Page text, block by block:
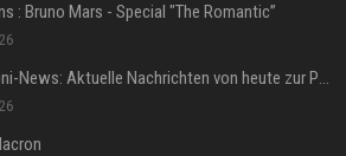
: Bruno Mars - Special "The Romantic”
Giorgia Meloni-News: Aktuelle Nachrichten von heute zur Politikerin